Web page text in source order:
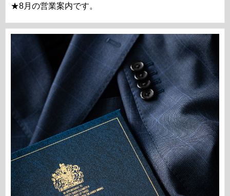
★8月の営業案内です。